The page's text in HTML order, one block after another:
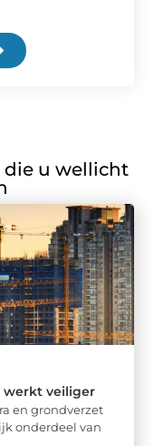
die u wellicht
werkt veiliger
en grondverzet
onderdeel van